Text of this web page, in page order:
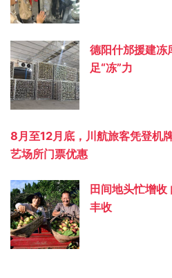
德阳什邡援建冻
足“冻”力
8月至12月底，川航旅客凭登机
艺场所门票优惠
田间地头忙增
丰收